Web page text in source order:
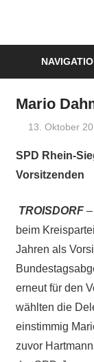
Mario
13. Oktober
SPD Rhein-
Vorsitzenden
TROISDORF
beim
Jahren als
erneut für den
wählten die
einstimmig
zuvor